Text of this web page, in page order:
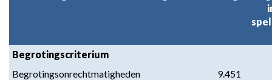
Begrotingscriterium
Begrotingsonrechtmatigheden
9.451